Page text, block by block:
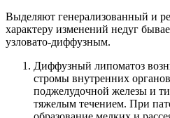
Выделяют генерализованный и
характеру изменений недуг
узловато-диффузным.
Диффузный липоматоз
стромы внутренних
поджелудочной железы и
тяжелым течением. При